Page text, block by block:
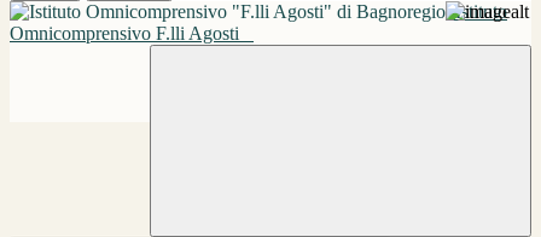
Istituto
Omnicomprensivo F.lli Agosti